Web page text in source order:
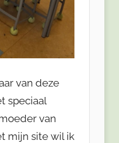
van deze
speciaal
van
mijn site wil ik